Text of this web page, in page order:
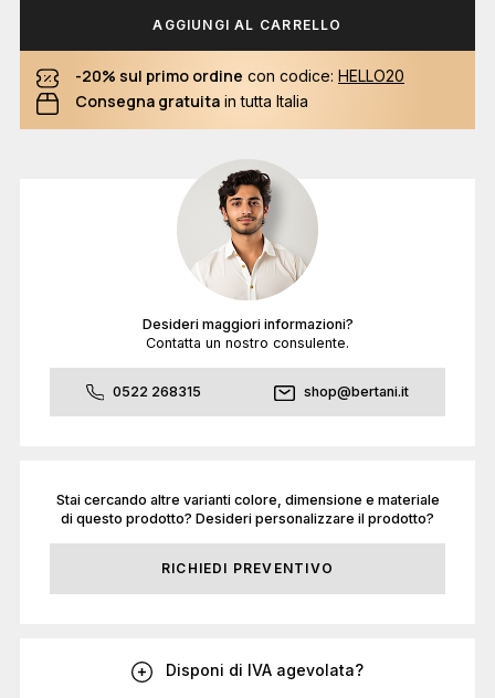
AGGIUNGI AL CARRELLO
-20% sul primo ordine con codice: HELLO20
Consegna gratuita in tutta Italia
Desideri maggiori informazioni?
Contatta un nostro consulente.
0522 268315 shop@bertani.it
Stai cercando altre varianti colore, dimensione e materiale
di questo prodotto? Desideri personalizzare il prodotto?
RICHIEDI PREVENTIVO
Disponi di IVA agevolata?